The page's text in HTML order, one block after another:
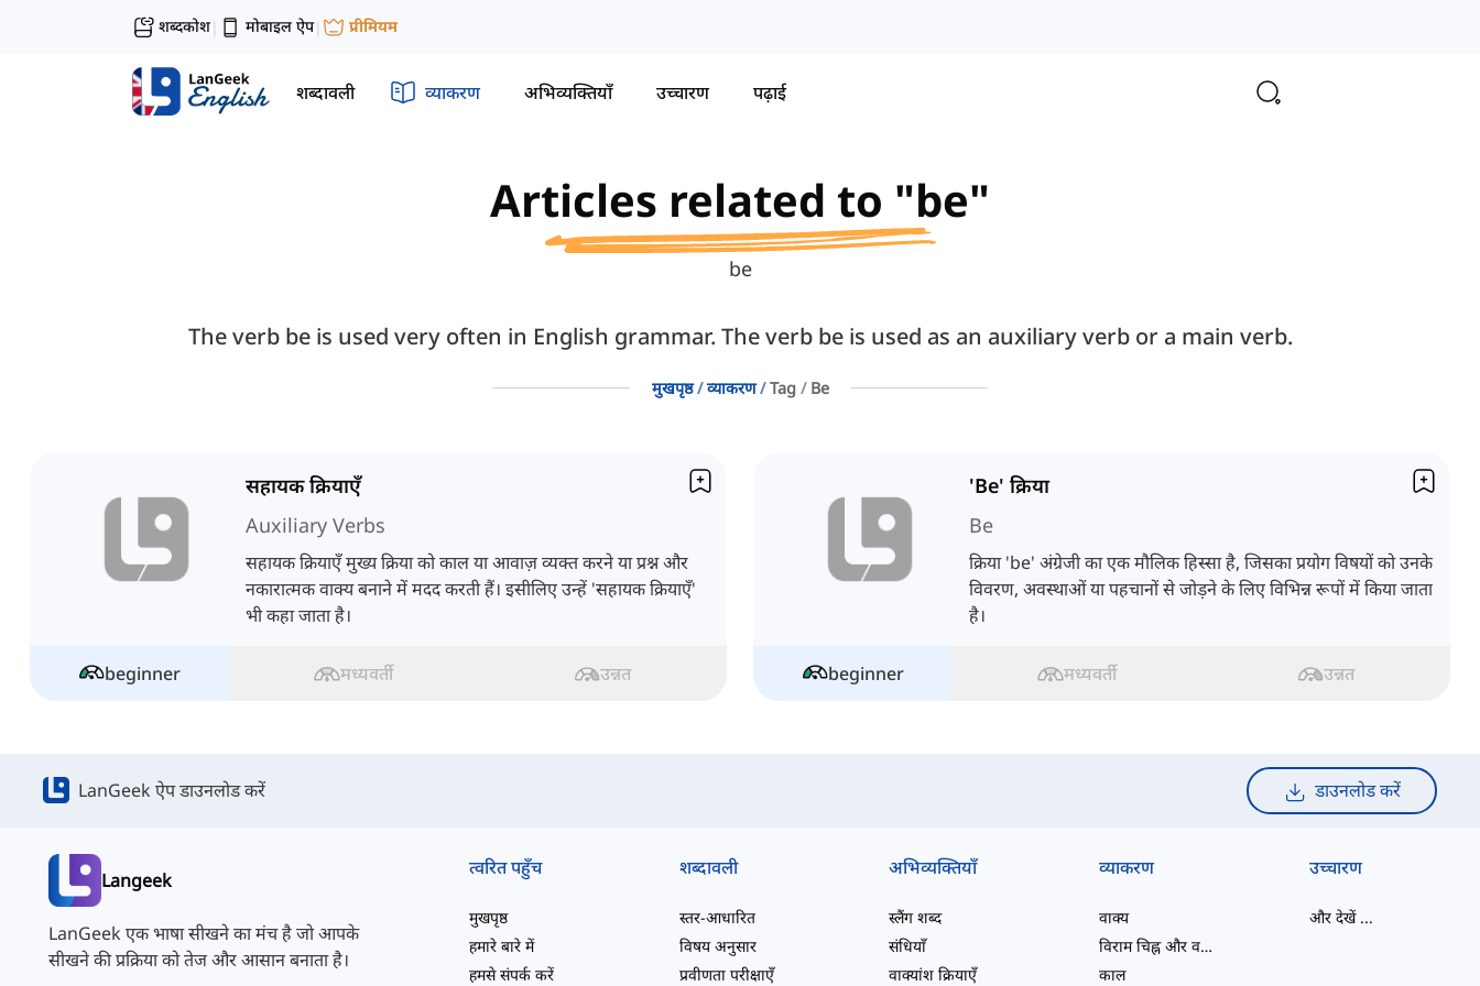
शब्दकोश| मोबाइल ऐप| प्रीमियम
शब्दावली व्याकरण अभिव्यक्तियाँ उच्चारण पढ़ाई
Articles related to "be"
be
The verb be is used very often in English grammar. The verb be is used as an auxiliary verb or a main verb.
मुखपृष्ठ व्याकरण Tag Be
सहायक क्रियाएँ
Auxiliary Verbs
सहायक क्रियाएँ मुख्य क्रिया को काल या आवाज़ व्यक्त करने या प्रश्न और
नकारात्मक वाक्य बनाने में मदद करती हैं। इसीलिए उन्हें 'सहायक क्रियाएँ'
भी कहा जाता है।
beginner मध्यवर्ती उन्नत
'Be' क्रिया
Be
क्रिया 'be' अंग्रेजी का एक मौलिक हिस्सा है, जिसका प्रयोग विषयों को उनके
विवरण, अवस्थाओं या पहचानों से जोड़ने के लिए विभिन्न रूपों में किया जाता
है।
beginner मध्यवर्ती उन्नत
LanGeek ऐप डाउनलोड करें डाउनलोड करें
Langeek
LanGeek एक भाषा सीखने का मंच है जो आपके
सीखने की प्रक्रिया को तेज और आसान बनाता है।
त्वरित पहुँच
मुखपृष्ठ
हमारे बारे में
हमसे संपर्क करें
शब्दावली
स्तर-आधारित
विषय अनुसार
प्रवीणता परीक्षाएँ
अभिव्यक्तियाँ
स्लैंग शब्द
संधियाँ
वाक्यांश क्रियाएँ
व्याकरण
वाक्य
विराम चिह्न और वर्तनी
काल
उच्चारण
और देखें...